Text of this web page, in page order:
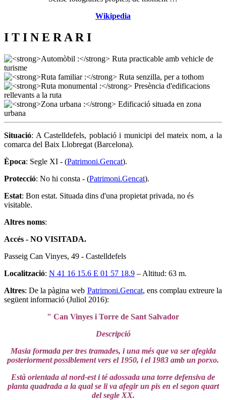
Wikipedia
I T I N E R A R I
Situació: A Castelldefels, població i municipi del mateix nom, a la
comarca del Baix Llobregat (Barcelona).
Època: Segle XI - (Patrimoni.Gencat).
Protecció: No hi consta - (Patrimoni.Gencat).
Estat: Bon estat. Situada dins d'una propietat privada, no és
visitable.
Altres noms:
Accés - NO VISITADA.
Passeig Can Vinyes, 49 - Castelldefels
Localització: N 41 16 15.6 E 01 57 18.9 – Altitud: 63 m.
Altres: De la pàgina web Patrimoni.Gencat, ens complau extreure la
següent informació (Juliol 2016):
" Can Vinyes i Torre de Sant Salvador
Descripció
Masia formada per tres tramades, i una més que va ser afegida
posteriorment possiblement vers el 1950, i el 1983 amb un porxo.
Està orientada al nord-est i té adossada una torre defensiva de
planta quadrada a la qual se li va afegir un pis en el segon quart
del segle XX.